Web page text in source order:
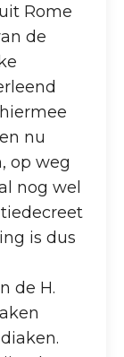
Rome
de
nu
op weg
nog wel
is dus
de H.